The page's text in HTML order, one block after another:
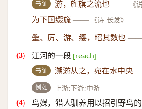
书证 游，旌旗之流也 —— 《
为下国缀旒 —— 《诗·长发》
鞶、厉、游、缨，昭其数也
江河的一段 [reach]
书证 溯游从之，宛在水中央
例如 上游;下游;中游
鸟媒，猎人驯养用以招引野鸟